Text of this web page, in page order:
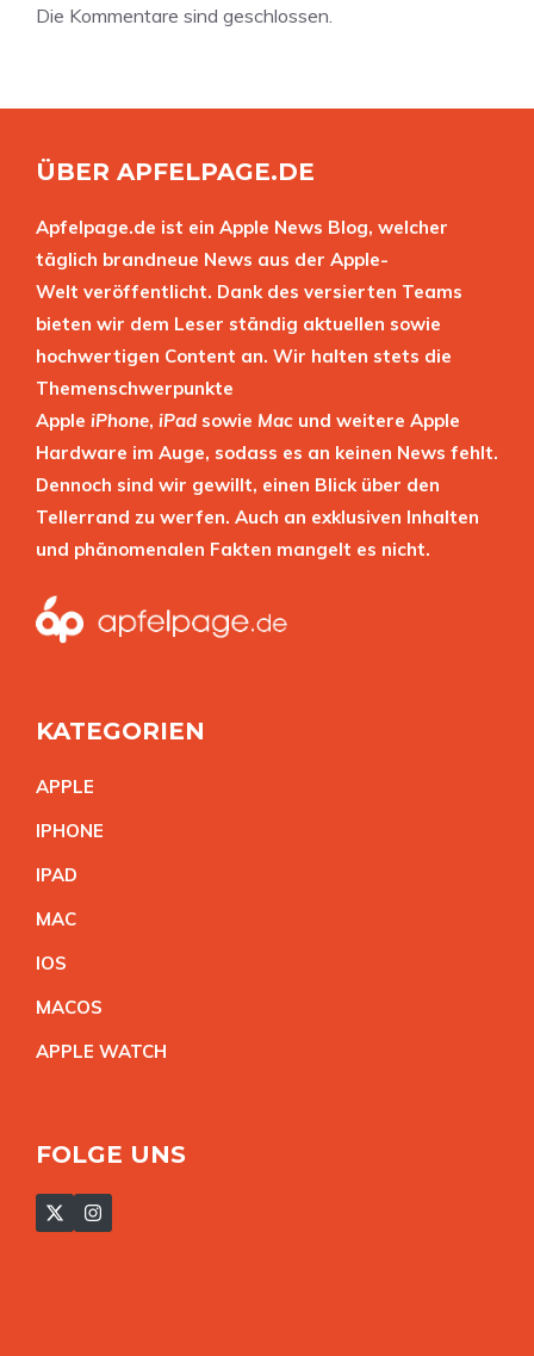
Die Kommentare sind geschlossen.
ÜBER APFELPAGE.DE
Apfelpage.de ist ein Apple News Blog, welcher
täglich brandneue News aus der Apple-
Welt veröffentlicht. Dank des versierten Teams
bieten wir dem Leser ständig aktuellen sowie
hochwertigen Content an. Wir halten stets die
Themenschwerpunkte
Apple iPhone, iPad sowie Mac und weitere Apple
Hardware im Auge, sodass es an keinen News fehlt.
Dennoch sind wir gewillt, einen Blick über den
Tellerrand zu werfen. Auch an exklusiven Inhalten
und phänomenalen Fakten mangelt es nicht.
KATEGORIEN
APPLE
IPHONE
IPAD
MAC
IOS
MACOS
APPLE WATCH
FOLGE UNS